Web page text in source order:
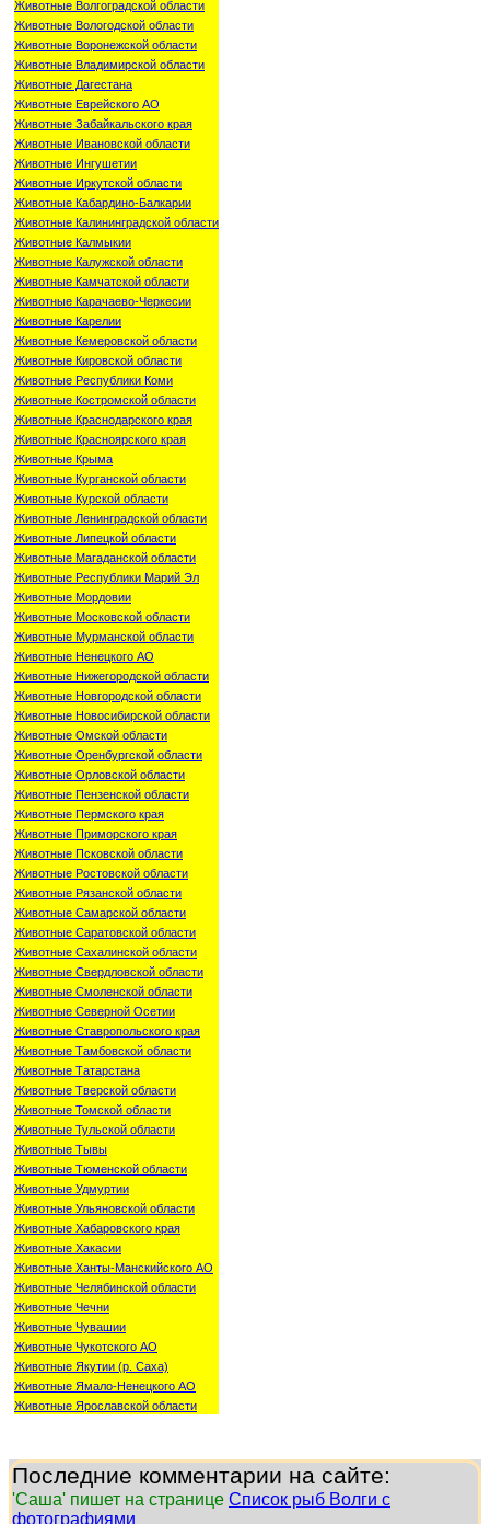
Животные Волгоградской области
Животные Вологодской области
Животные Воронежской области
Животные Владимирской области
Животные Дагестана
Животные Еврейского АО
Животные Забайкальского края
Животные Ивановской области
Животные Ингушетии
Животные Иркутской области
Животные Кабардино-Балкарии
Животные Калининградской области
Животные Калмыкии
Животные Калужской области
Животные Камчатской области
Животные Карачаево-Черкесии
Животные Карелии
Животные Кемеровской области
Животные Кировской области
Животные Республики Коми
Животные Костромской области
Животные Краснодарского края
Животные Красноярского края
Животные Крыма
Животные Курганской области
Животные Курской области
Животные Ленинградской области
Животные Липецкой области
Животные Магаданской области
Животные Республики Марий Эл
Животные Мордовии
Животные Московской области
Животные Мурманской области
Животные Ненецкого АО
Животные Нижегородской области
Животные Новгородской области
Животные Новосибирской области
Животные Омской области
Животные Оренбургской области
Животные Орловской области
Животные Пензенской области
Животные Пермского края
Животные Приморского края
Животные Псковской области
Животные Ростовской области
Животные Рязанской области
Животные Самарской области
Животные Саратовской области
Животные Сахалинской области
Животные Свердловской области
Животные Смоленской области
Животные Северной Осетии
Животные Ставропольского края
Животные Тамбовской области
Животные Татарстана
Животные Тверской области
Животные Томской области
Животные Тульской области
Животные Тывы
Животные Тюменской области
Животные Удмуртии
Животные Ульяновской области
Животные Хабаровского края
Животные Хакасии
Животные Ханты-Манскийского АО
Животные Челябинской области
Животные Чечни
Животные Чувашии
Животные Чукотского АО
Животные Якутии (р. Саха)
Животные Ямало-Ненецкого АО
Животные Ярославской области
Последние комментарии на сайте:
'Саша' пишет на странице Список рыб Волги с
фотографиями